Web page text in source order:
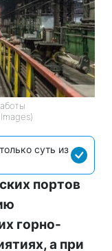
суть из
портов
горно-
а при